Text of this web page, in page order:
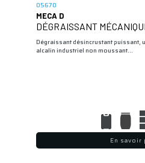
05670
MECA D
DÉGRAISSANT
Dégraissant désincrustant puissant,
alcalin industriel non moussant…
En savoir